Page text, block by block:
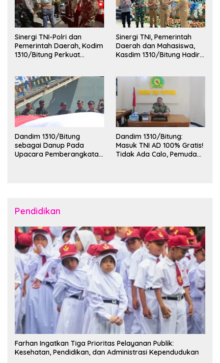
Sinergi TNI-Polri dan
Pemerintah Daerah, Kodim
1310/Bitung Perkuat
Sinergi TNI, Pemerintah
Daerah dan Mahasiswa,
Kasdim 1310/Bitung Hadiri
Kota Bitung
Dandim 1310/Bitung
sebagai Danup Pada
Upacara Pemberangkatan
Dandim 1310/Bitung:
Masuk TNI AD 100% Gratis!
Tidak Ada Calo, Pemuda
Pendidikan
Farhan Ingatkan Tiga Prioritas Pelayanan Publik:
Kesehatan, Pendidikan, dan Administrasi Kependudukan